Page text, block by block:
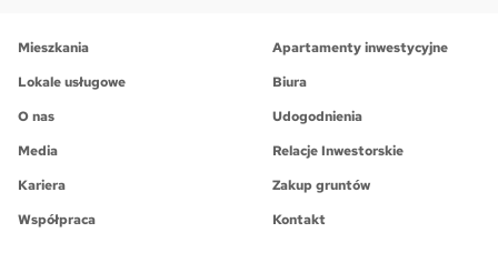
Mieszkania
Apartamenty inwestycyjne
Lokale usługowe
Biura
O nas
Udogodnienia
Media
Relacje Inwestorskie
Kariera
Zakup gruntów
Współpraca
Kontakt